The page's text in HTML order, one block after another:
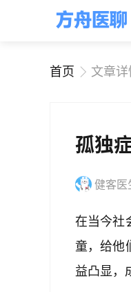
首页 文章详
孤独
健客医
在当今社
童，给他
益凸显，